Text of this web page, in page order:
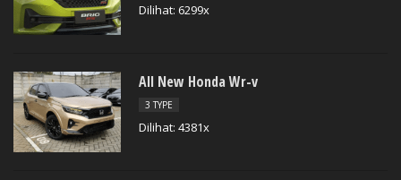
Dilihat: 6299x
All New Honda Wr-v
3 TYPE
Dilihat: 4381x